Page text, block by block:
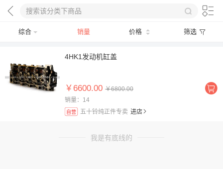
综合 销量 价格 筛选
4HK1发动机缸盖
￥6600.00 ￥6800.00
销量：14
自营 五十铃纯正件专卖 进店
我是有底线的